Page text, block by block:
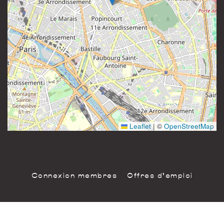
Leaflet |©OpenStreetMap
81 rue Saint-Maur
75011 Paris
France
Instagram
Connexion membres Offres d'emploi